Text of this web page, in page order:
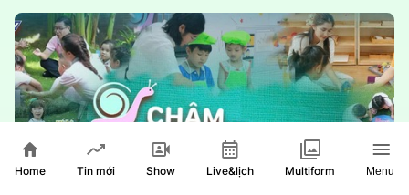
Home Tin mới Show Live&lịch Multiform Menu